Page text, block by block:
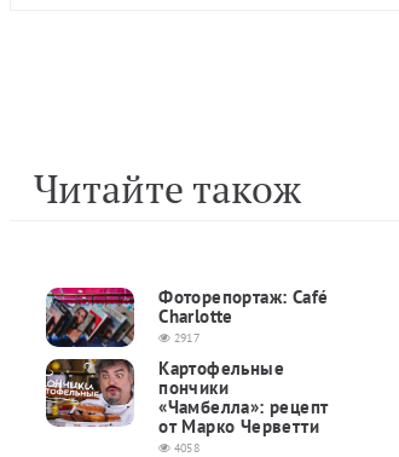
Читайте також
Фоторепортаж: Café
Charlotte
2917
Картофельные
пончики
«Чамбелла»: рецепт
от Марко Черветти
4058